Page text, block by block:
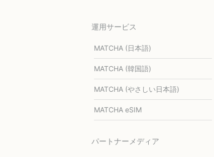
運用サービス
MATCHA (日本語)
MATCHA (韓国語)
MATCHA (やさしい日本語)
MATCHA eSIM
パートナーメディア